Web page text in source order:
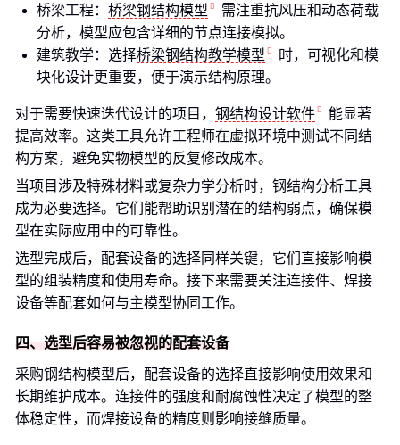
桥梁工程： 桥梁钢结构模型
需注重抗风压和动态荷载
分析，模型应包含详细的节点连接模拟。
建筑教学：选择桥梁钢结构教学模型
时，可视化和模
块化设计更重要，便于演示结构原理。
对于需要快速迭代设计的项目， 钢结构设计软件
能显著
提高效率。这类工具允许工程师在虚拟环境中测试不同结
构方案，避免实物模型的反复修改成本。
当项目涉及特殊材料或复杂力学分析时，钢结构分析工具
成为必要选择。它们能帮助识别潜在的结构弱点，确保模
型在实际应用中的可靠性。
选型完成后，配套设备的选择同样关键，它们直接影响模
型的组装精度和使用寿命。接下来需要关注连接件、焊接
设备等配套如何与主模型协同工作。
四、选型后容易被忽视的配套设备
采购钢结构模型后，配套设备的选择直接影响使用效果和
长期维护成本。连接件的强度和耐腐蚀性决定了模型的整
体稳定性，而焊接设备的精度则影响接缝质量。